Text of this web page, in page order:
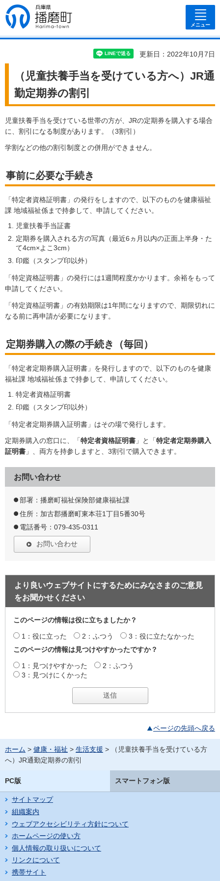
兵庫県 播磨
町
メニュー
更新日：2022年10月7日
（児童扶養手当を受けている方へ）JR通
勤定期券の割引
児童扶養手当を受けている世帯の方が、JRの定期券を購入する場合
に、割引になる制度があります。（3割引）
学割などの他の割引制度との併用ができません。
事前に必要な手続き
「特定者資格証明書」の発行をしますので、以下のものを健康福祉
課 地域福祉係まで持参して、申請してください。
児童扶養手当証書
定期券を購入される方の写真（最近6ヵ月以内の正面上半身・た
て4cm×よこ3cm）
印鑑（スタンプ印以外）
「特定資格証明書」の発行には1週間程度かかります。余裕をもって
申請してください。
「特定資格証明書」の有効期限は1年間になりますので、期限切れに
なる前に再申請が必要になります。
定期券購入の際の手続き（毎回）
「特定者定期券購入証明書」を発行しますので、以下のものを健康
福祉課 地域福祉係まで持参して、申請してください。
特定者資格証明書
印鑑（スタンプ印以外）
「特定者定期券購入証明書」はその場で発行します。
定期券購入の窓口に、「特定者資格証明書 」と「特定者定期券購入
証明書 」、両方を持参しますと、3割引で購入できます。
お問い合わせ
部署：播磨町福祉保険部健康福祉課
住所：加古郡播磨町東本荘1丁目5番30号
電話番号：079-435-0311
お問い合わせ
より良いウェブサイトにするためにみなさまのご意見
をお聞かせください
このページの情報は役に立ちましたか？
1：役に立った 2：ふつう
3：役に立たなかった
このページの情報は見つけやすかったですか？
1：見つけやすかった
2：ふつう
3：見つけにくかった
ページの先頭へ戻る
ホーム > 健康・福祉 > 生活支援 > （児童扶養手当を受けている方
へ）JR通勤定期券の割引
PC版 スマートフォン版
サイトマップ
組織案内
ウェブアクセシビリティ方針について
ホームページの使い方
個人情報の取り扱いについて
リンクについて
携帯サイト